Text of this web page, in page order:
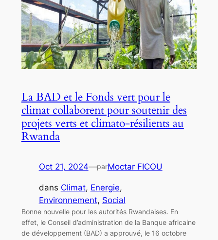
La BAD et le Fonds vert pour le
climat collaborent pour soutenir des
projets verts et climato-résilients au
Rwanda
Oct 21, 2024—parMoctar FICOU
dans Climat, Energie
Environnement, Social
Bonne nouvelle pour les autorités Rwandaises. En
effet, le Conseil d’administration de la Banque africaine
de développement (BAD) a approuvé, le 16 octobre